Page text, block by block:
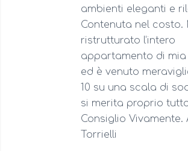
ambienti eleganti e
Contenuta nel costo.
ristrutturato l’intero
appartamento di mia
ed è venuto
10 su una scala di
si merita proprio tutto
Consiglio Vivamente.
Torrielli